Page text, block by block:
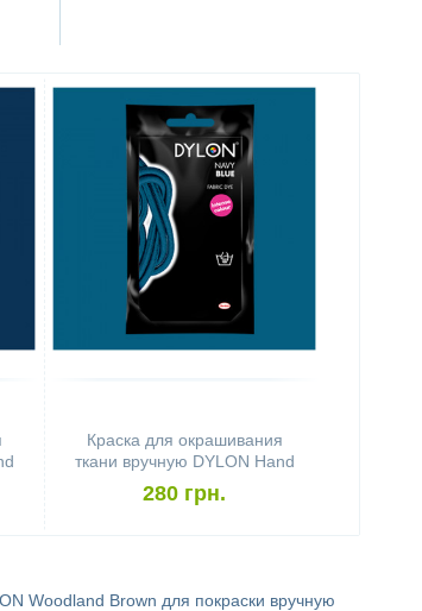
Краска для окрашивания
ткани вручную DYLON Hand
Use Navy Blue
280 грн.
Woodland Brown для покраски вручную